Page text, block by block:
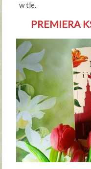
w tle.
PREMIERA